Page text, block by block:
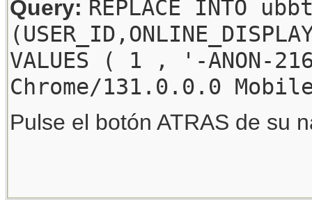
Query: REPLACE INTO
VALUES ( 1 , '-
Chrome/131.0.0.0
Pulse el botón ATRAS de su